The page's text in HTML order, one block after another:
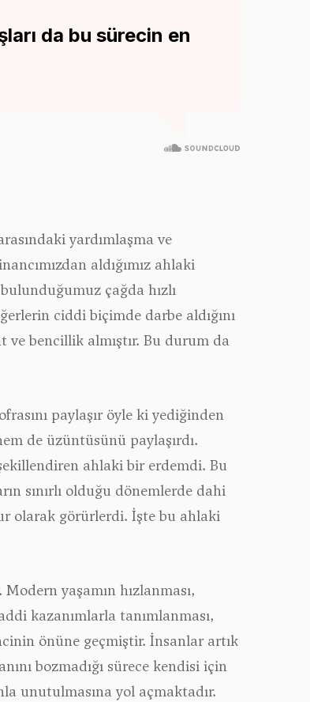
da bu sürecin en
yardımlaşma ve
aldığımız ahlaki
çağda hızlı
ciddi biçimde darbe aldığını
ve bencillik almıştır. Bu durum da
paylaşır öyle ki yediğinden
de üzüntüsünü paylaşırdı.
ahlaki bir erdemdi. Bu
sınırlı olduğu dönemlerde dahi
olarak görürlerdi. İşte bu ahlaki
yaşamın hızlanması,
kazanımlarla tanımlanması,
önüne geçmiştir. İnsanlar artık
bozmadığı sürece kendisi için
unutulmasına yol açmaktadır.